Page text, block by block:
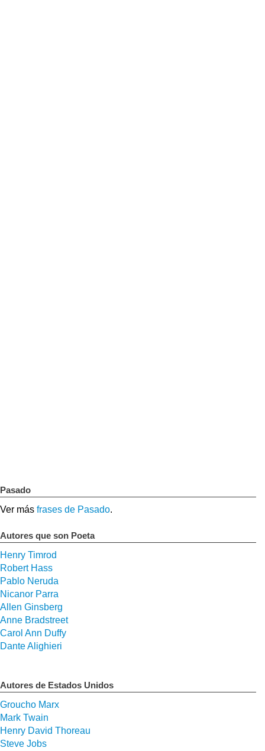
Pasado
Ver más frases de Pasado.
Autores que son Poeta
Henry Timrod
Robert Hass
Pablo Neruda
Nicanor Parra
Allen Ginsberg
Anne Bradstreet
Carol Ann Duffy
Dante Alighieri
Autores de Estados Unidos
Groucho Marx
Mark Twain
Henry David Thoreau
Steve Jobs